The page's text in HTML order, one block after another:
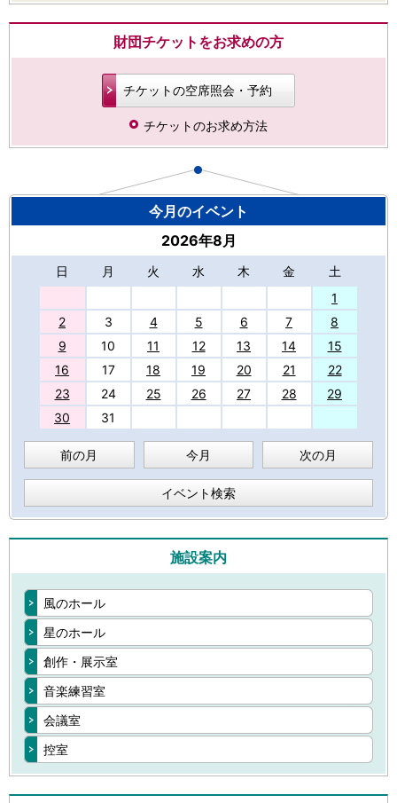
財団チケットをお求めの方
チケットの空席照会・予約
チケットのお求め方法
今月のイベント
2026年8月
日 月 火 水 木 金
土
1
2
3 4 5 6 7
8
9
10 11 12 13 14
15
16
17 18 19 20 21
22
23
24 25 26 27 28
29
30
31
前の月 今月 次の月
イベント検索
施設案内
風のホール
星のホール
創作・展示室
音楽練習室
会議室
控室